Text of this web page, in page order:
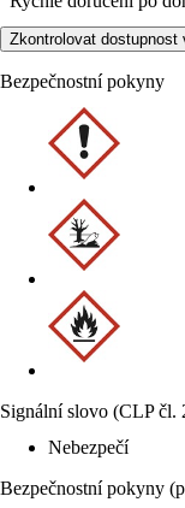
Zkontrolovat dostupnost
Bezpečnostní pokyny
Signální slovo (CLP čl.
Nebezpečí
Bezpečnostní pokyny